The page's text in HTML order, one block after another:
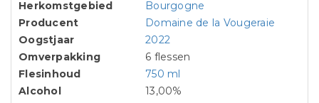
Herkomstgebied
Bourgogne
Producent
Domaine de la Vougeraie
Oogstjaar
2022
Omverpakking
6 flessen
Flesinhoud
750 ml
Alcohol
13,00%